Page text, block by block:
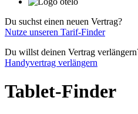
Du suchst einen neuen Vertrag?
Nutze unseren Tarif-Finder
Du willst deinen Vertrag
Handyvertrag verlängern
Tablet-Finder